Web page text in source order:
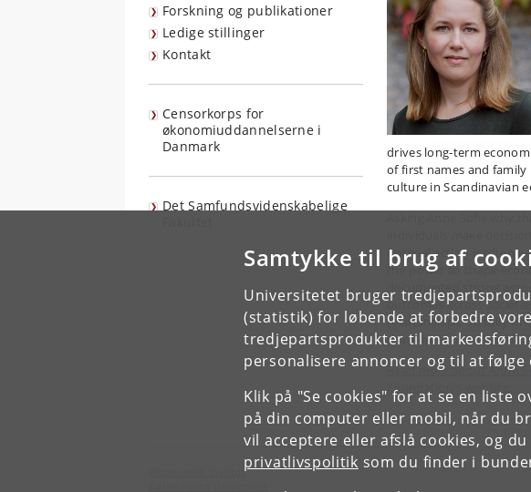
Samtykke til brug af
Universitetet bruger
(statistik) for løbende at forbedre
tredjepartsprodukter til
personalisere annoncer og til at følge
Klik på "Se cookies" for at se en liste
på din computer eller mobil, når du
vil acceptere eller afslå cookies, og
privatlivspolitik som du finder i
Forskning og publikationer
Ledige stillinger
Kontakt
Censorkorps for
økonomiuddannelserne i
Danmark
Det Samfundsvidenskabelige
drives long-term
of first names and
culture in Scandinavian
optimal action is often
the power to shape
documented strong
outcomes across
relationships. To fully
development over time,
Read more about Anne
Foundation's website.
Økonomisk Institut